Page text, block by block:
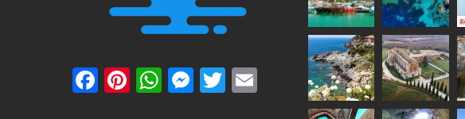
Facebook
Pinterest
WhatsApp
Messenger
Twitter
Email